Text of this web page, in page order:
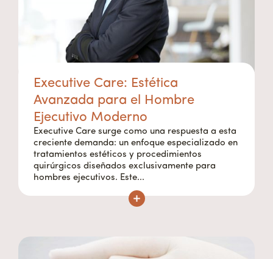
Executive Care: Estética
Avanzada para el Hombre
Ejecutivo Moderno
Executive Care surge como una respuesta a esta
creciente demanda: un enfoque especializado en
tratamientos estéticos y procedimientos
quirúrgicos diseñados exclusivamente para
hombres ejecutivos. Este...